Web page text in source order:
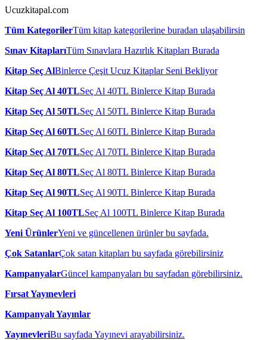
Ucuzkitapal.com
Tüm KategorilerTüm kitap kategorilerine buradan ulaşabilirsin
Sınav KitaplarıTüm Sınavlara Hazırlık Kitapları Burada
Kitap Seç AlBinlerce Çeşit Ucuz Kitaplar Seni Bekliyor
Kitap Seç Al 40TLSeç Al 40TL Binlerce Kitap Burada
Kitap Seç Al 50TLSeç Al 50TL Binlerce Kitap Burada
Kitap Seç Al 60TLSeç Al 60TL Binlerce Kitap Burada
Kitap Seç Al 70TLSeç Al 70TL Binlerce Kitap Burada
Kitap Seç Al 80TLSeç Al 80TL Binlerce Kitap Burada
Kitap Seç Al 90TLSeç Al 90TL Binlerce Kitap Burada
Kitap Seç Al 100TLSeç Al 100TL Binlerce Kitap Burada
Yeni ÜrünlerYeni ve güncellenen ürünler bu sayfada.
Çok SatanlarÇok satan kitapları bu sayfada görebilirsiniz
KampanyalarGüncel kampanyaları bu sayfadan görebilirsiniz.
Fırsat Yayınevleri
Kampanyalı Yayınlar
YayınevleriBu sayfada Yayınevi arayabilirsiniz.